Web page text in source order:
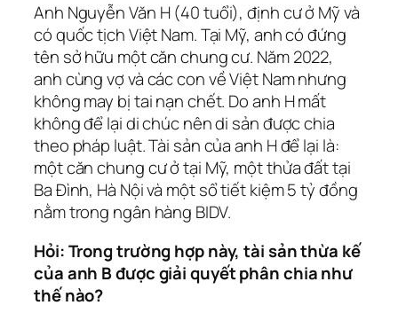
Anh Nguyễn Văn H (40 tuổi), định cư ở Mỹ và
có quốc tịch Việt Nam. Tại Mỹ, anh có đứng
tên sở hữu một căn chung cư. Năm 2022,
anh cùng vợ và các con về Việt Nam nhưng
không may bị tai nạn chết. Do anh H mất
không để lại di chúc nên di sản được chia
theo pháp luật. Tài sản của anh H để lại là:
một căn chung cư ở tại Mỹ, một thửa đất tại
Ba Đình, Hà Nội và một sổ tiết kiệm 5 tỷ đồng
nằm trong ngân hàng BIDV.
Hỏi: Trong trường hợp này, tài sản thừa kế
của anh B được giải quyết phân chia như
thế nào?